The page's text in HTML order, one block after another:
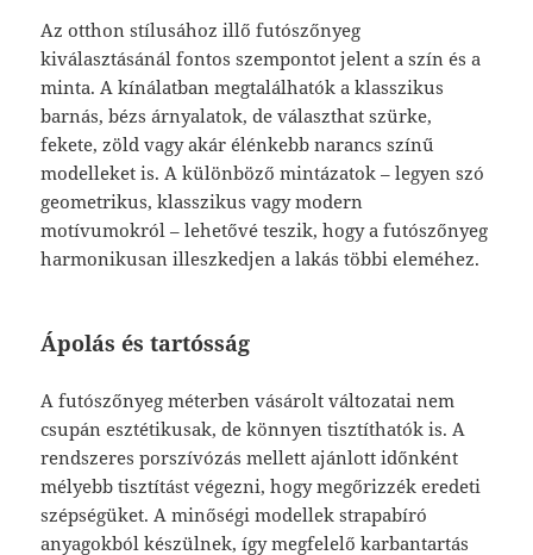
Az otthon stílusához illő futószőnyeg
kiválasztásánál fontos szempontot jelent a szín és a
minta. A kínálatban megtalálhatók a klasszikus
barnás, bézs árnyalatok, de választhat szürke,
fekete, zöld vagy akár élénkebb narancs színű
modelleket is. A különböző mintázatok – legyen szó
geometrikus, klasszikus vagy modern
motívumokról – lehetővé teszik, hogy a futószőnyeg
harmonikusan illeszkedjen a lakás többi eleméhez.
Ápolás és tartósság
A futószőnyeg méterben vásárolt változatai nem
csupán esztétikusak, de könnyen tisztíthatók is. A
rendszeres porszívózás mellett ajánlott időnként
mélyebb tisztítást végezni, hogy megőrizzék eredeti
szépségüket. A minőségi modellek strapabíró
anyagokból készülnek, így megfelelő karbantartás